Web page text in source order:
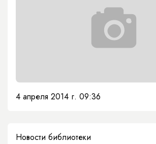
4 апреля 2014 г. 09:36
Новости библиотеки